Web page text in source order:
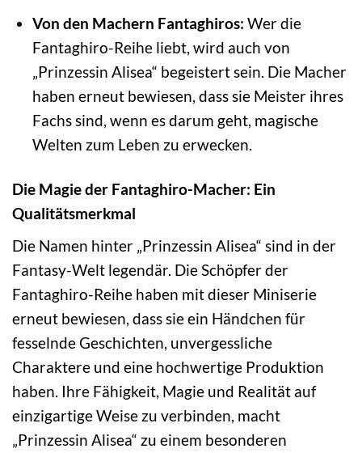
Von den Machern Fantaghiros: Wer die
Fantaghiro-Reihe liebt, wird auch von
„Prinzessin Alisea“ begeistert sein. Die Macher
haben erneut bewiesen, dass sie Meister ihres
Fachs sind, wenn es darum geht, magische
Welten zum Leben zu erwecken.
Die Magie der Fantaghiro-Macher: Ein
Qualitätsmerkmal
Die Namen hinter „Prinzessin Alisea“ sind in der
Fantasy-Welt legendär. Die Schöpfer der
Fantaghiro-Reihe haben mit dieser Miniserie
erneut bewiesen, dass sie ein Händchen für
fesselnde Geschichten, unvergessliche
Charaktere und eine hochwertige Produktion
haben. Ihre Fähigkeit, Magie und Realität auf
einzigartige Weise zu verbinden, macht
„Prinzessin Alisea“ zu einem besonderen